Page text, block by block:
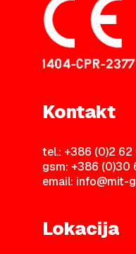
Kontakt
tel.: +386 (0)2
gsm: +386 (0)30
email: info@mit-
Lokacija